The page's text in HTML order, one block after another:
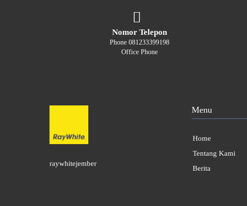
Nomor Telepon
Phone 081233399198
Office Phone
raywhitejember
Menu
Home
Tentang Kami
Berita